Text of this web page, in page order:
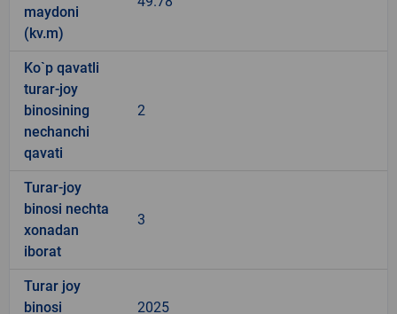
maydoni
(kv.m)
Ko`p qavatli
turar-joy
binosining
nechanchi
qavati
2
Turar-joy
binosi nechta
xonadan
iborat
3
Turar joy
binosi
2025